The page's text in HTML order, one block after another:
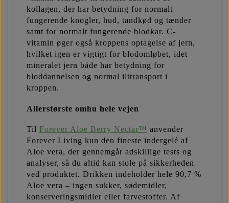
kollagen, der har betydning for normalt
fungerende knogler, hud, tandkød og tænder
samt for normalt fungerende blodkar. C-
vitamin øger også kroppens optagelse af jern,
hvilket igen er vigtigt for blodomløbet, idet
mineralet jern både har betydning for
bloddannelsen og normal ilttransport i
kroppen.
Allerstørste omhu hele vejen
Til Forever Aloe Berry Nectar™ anvender
Forever Living kun den fineste indergelé af
Aloe vera, der gennemgår adskillige tests og
analyser, så du altid kan stole på sikkerheden
ved produktet. Drikken indeholder hele 90,7 %
Aloe vera – ingen sukker, sødemidler,
konserveringsmidler eller farvestoffer. Af